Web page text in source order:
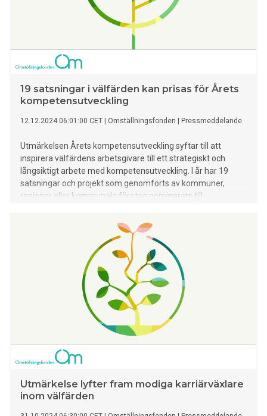
19 satsningar i välfärden kan prisas för Årets
kompetensutveckling
12.12.2024 06:01:00 CET Omställningsfonden Pressmeddelande
Utmärkelsen Årets kompetensutveckling syftar till att
inspirera välfärdens arbetsgivare till ett strategiskt och
långsiktigt arbete med kompetensutveckling. I år har 19
satsningar och projekt som genomförts av kommuner,
regioner eller kommunala företag nominerats till
organisation som stöttar medarbetare i välfärden.
Utmärkelse lyfter fram modiga karriärväxlare
inom välfärden